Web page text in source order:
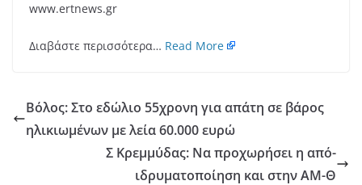
www.ertnews.gr
Διαβάστε περισσότερα… Read More
Βόλος: Στο εδώλιο 55χρονη για απάτη σε βάρος
ηλικιωμένων με λεία 60.000 ευρώ
Σ Κρεμμύδας: Να προχωρήσει η από-
ιδρυματοποίηση και στην ΑΜ-Θ